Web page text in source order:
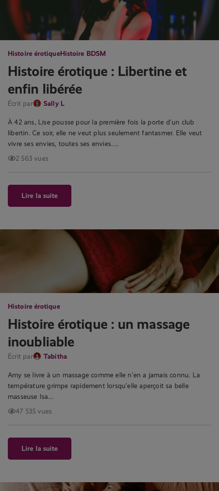
Histoire érotiqueHistoire BDSM
Histoire érotique : Libertine et
enfin libérée
Écrit par Sally L
À 42 ans, Lise pousse pour la première fois la porte d’un club
libertin. Ce soir, elle ne veut plus seulement fantasmer. Elle veut
vivre ses envies, toutes ses envies….
2 563 vues
Lire la suite
Histoire érotique
Histoire érotique : un massage
inoubliable
Écrit par Tabitha
Amy se livre à un massage comme elle n’en a jamais connu. La
température grimpe rapidement lorsqu’elle aperçoit sa belle
masseuse Isa…
47 535 vues
Lire la suite